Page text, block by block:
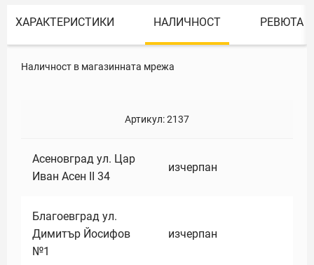
ХАРАКТЕРИСТИКИ НАЛИЧНОСТ РЕВЮТА
Наличност в магазинната мрежа
Артикул:2137
Асеновград ул. Цар
Иван Асен II 34
изчерпан
Благоевград ул.
Димитър Йосифов
№1
изчерпан